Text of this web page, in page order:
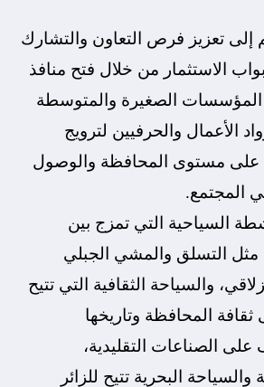
تعزيز فرص التعاون والتشارك
الاستثمار من خلال فتح منافذ
الصغيرة والمتوسطة
الأعمال والحرفيين لترويج
على مستوى المحافظة والوصول
المجتمع.
السياحية التي تمزج بين
مثل التسلق والمشي الجبلي
والسياحة الثقافية التي تتيح
ثقافة المحافظة وتاريخها
الصناعات التقليدية،
والسياحة البحرية تتيح للزائر